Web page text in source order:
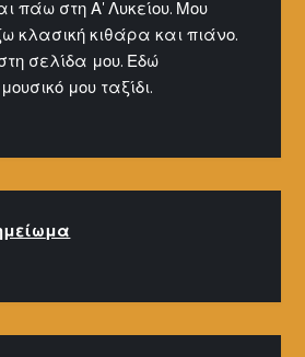
πάω στη Α' Λυκείου. Μου
κλασική κιθάρα και πιάνο.
σελίδα μου. Εδώ
μου ταξίδι.
μα